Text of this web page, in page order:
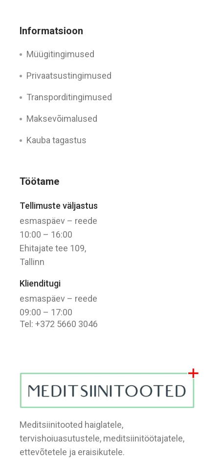
Meditsiinitooted haiglatele,
tervishoiuasutustele, meditsiinitöötajatele,
ettevõtetele ja eraisikutele.
Töötame
Tellimuste väljastus
esmaspäev – reede
10:00 – 16:00
Ehitajate tee 109,
Tallinn
Klienditugi
esmaspäev – reede
09:00 – 17:00
Tel: +372 5660 3046
Informatsioon
Müügitingimused
Privaatsustingimused
Transporditingimused
Maksevõimalused
Kauba tagastus